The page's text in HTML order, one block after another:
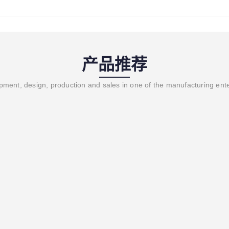
产品推荐
design, production and sales in one of the manufacturing